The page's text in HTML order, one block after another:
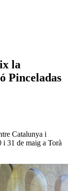
la
Pinceladas
Catalunya i
i 31 de maig a Torà